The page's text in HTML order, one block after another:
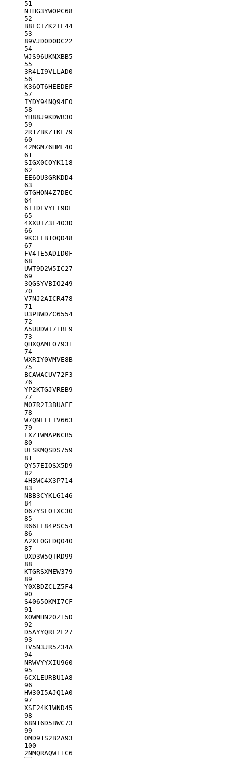
51
NTHG3YWOPC68
52
B8ECIZK2IE44
53
89VJD0D0DC22
54
WJS96UKNXBB5
55
3R4LI9VLLAD0
56
K36OT6HEEDEF
57
IYDY94NQ94E0
58
YH88J9KDWB30
59
2R1ZBKZ1KF79
60
42MGM76HMF40
61
SIGX0COYK118
62
EE6OU3GRKDD4
63
GTGHON4Z7DEC
64
6ITDEVYFI9DF
65
4XXUIZ3E403D
66
9KCLLB1OQD48
67
FV4TE5ADID0F
68
UWT9D2W5IC27
69
3QGSYVBIO249
70
V7NJ2AICR478
71
U3PBWDZC6554
72
A5UUDWI71BF9
73
QHXQAMFO7931
74
WXRIY0VMVE8B
75
BCAWACUV72F3
76
YP2KTGJVREB9
77
M07R2I3BUAFF
78
W7QNEFFTV663
79
EXZ1WMAPNCB5
80
ULSKMQSDS759
81
QY57EIOSX5D9
82
4H3WC4X3P714
83
NBB3CYKLG146
84
067YSFOIXC30
85
R66EE84PSC54
86
A2XLOGLDQ040
87
UXD3W5QTRD99
88
KTGRSXMEW379
89
Y0XBDZCLZ5F4
90
S4065OKMI7CF
91
XOWMHN20Z15D
92
D5AYYQRL2F27
93
TV5N3JR5Z34A
94
NRWVYYXIU960
95
6CXLEURBU1A8
96
HW30I5AJQ1A0
97
XSE24K1WND45
98
68N16D5BWC73
99
0MD91S2B2A93
100
2NMQRAQW11C6